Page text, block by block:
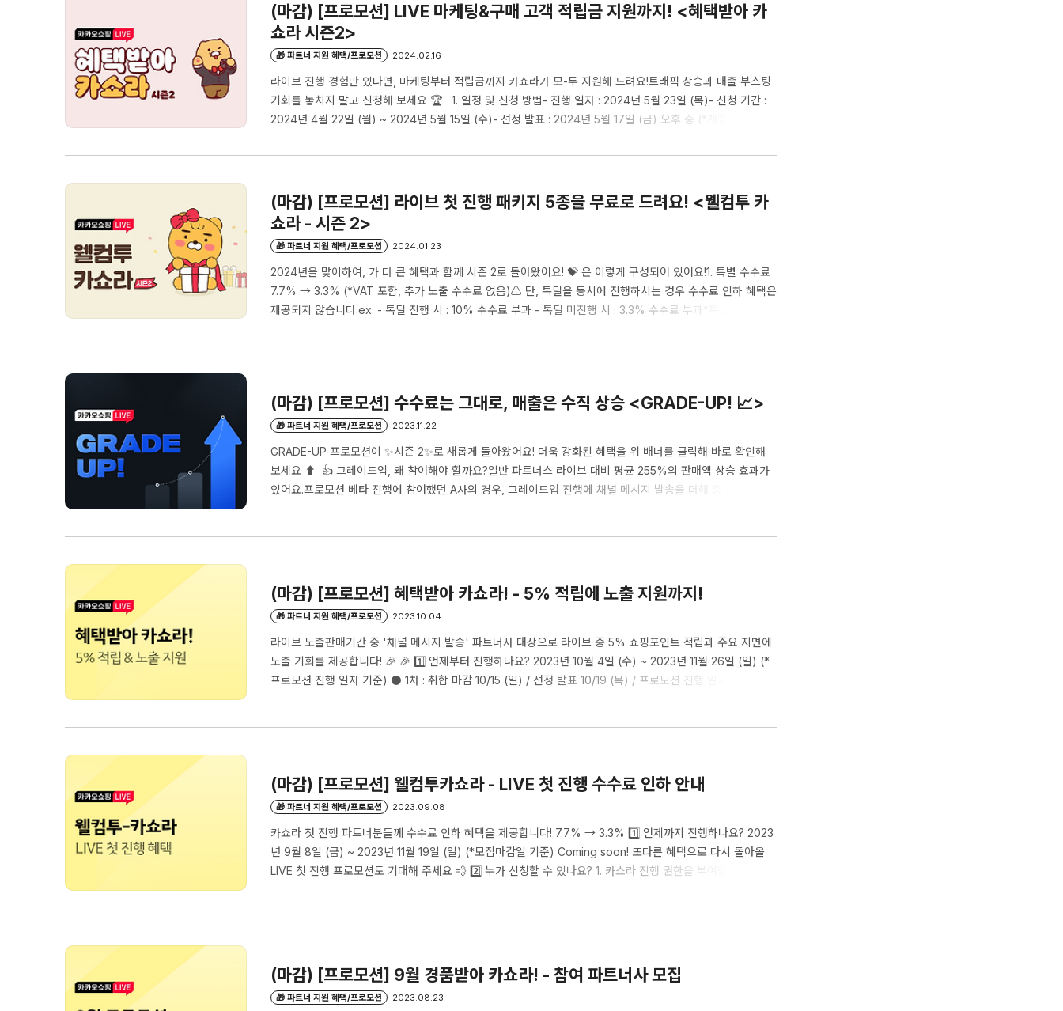
(마감) [프로모션] LIVE 마케팅&구매 고객 적립금 지원까지! <혜택받아 카
쇼라 시즌2>
🎁 파트너 지원 혜택/프로모션 2024.02.16
라이브 진행 경험만 있다면, 마케팅부터 적립금까지 카쇼라가 모-두 지원해 드려요!트래픽 상승과 매출 부스팅
기회를 놓치지 말고 신청해 보세요 🏆 1. 일정 및 신청 방법- 진행 일자 : 2024년 5월 23일 (목)- 신청 기간 :
2024년 4월 22일 (월) ~ 2024년 5월 15일 (수)- 선정 발표 : 2024년 5월 17일 (금) 오후 중 (*개별 메일 회
기준 1개월 이내 라이브 1회 이상 진행 (*라이브 유형 무관)2) 2024년 5월 23일 오전 11시 ~ 오후 11시 중 라이
(마감) [프로모션] 라이브 첫 진행 패키지 5종을 무료로 드려요! <웰컴투 카
쇼라 - 시즌 2>
🎁 파트너 지원 혜택/프로모션 2024.01.23
2024년을 맞이하여, 가 더 큰 혜택과 함께 시즌 2로 돌아왔어요! 💝 은 이렇게 구성되어 있어요!1. 특별 수수료
7.7% → 3.3% (*VAT 포함, 추가 노출 수수료 없음)⚠️ 단, 톡딜을 동시에 진행하시는 경우 수수료 인하 혜택은
제공되지 않습니다.ex. - 톡딜 진행 시 : 10% 수수료 부과 - 톡딜 미진행 시 : 3.3% 수수료 부과*톡딜 동시 진행
인 적용이 미설정 상태여야 합니다. 중복 설정된 일자가 있을 경우 '톡딜 진행'으로 간주되어 10%의 수수료가
(마감) [프로모션] 수수료는 그대로, 매출은 수직 상승 <GRADE-UP! 📈>
🎁 파트너 지원 혜택/프로모션 2023.11.22
GRADE-UP 프로모션이 ✨시즌 2✨로 새롭게 돌아왔어요! 더욱 강화된 혜택을 위 배너를 클릭해 바로 확인해
보세요 ⬆️ 👍 그레이드업, 왜 참여해야 할까요?일반 파트너스 라이브 대비 평균 255%의 판매액 상승 효과가
있어요.프로모션 베타 진행에 참여했던 A사의 경우, 그레이드업 진행에 채널 메시지 발송을 더해 총 445%의
(마감) [프로모션] 혜택받아 카쇼라! - 5% 적립에 노출 지원까지!
🎁 파트너 지원 혜택/프로모션 2023.10.04
라이브 노출판매기간 중 '채널 메시지 발송' 파트너사 대상으로 라이브 중 5% 쇼핑포인트 적립과 주요 지면에
노출 기회를 제공합니다! 🎉 🎉 1️⃣ 언제부터 진행하나요? 2023년 10월 4일 (수) ~ 2023년 11월 26일 (일) (*
프로모션 진행 일자 기준) ⚫️ 1차 : 취합 마감 10/15 (일) / 선정 발표 10/19 (목) / 프로모션 진행 일자
(마감) [프로모션] 웰컴투카쇼라 - LIVE 첫 진행 수수료 인하 안내
🎁 파트너 지원 혜택/프로모션 2023.09.08
카쇼라 첫 진행 파트너분들께 수수료 인하 혜택을 제공합니다! 7.7% → 3.3% 1️⃣ 언제까지 진행하나요? 2023
년 9월 8일 (금) ~ 2023년 11월 19일 (일) (*모집마감일 기준) Coming soon! 또다른 혜택으로 다시 돌아올
LIVE 첫 진행 프로모션도 기대해 주세요 💨 2️⃣ 누가 신청할 수 있나요? 1. 카쇼라 진행 권한을 부여받았어요 2.
(마감) [프로모션] 9월 경품받아 카쇼라! - 참여 파트너사 모집
🎁 파트너 지원 혜택/프로모션 2023.08.23